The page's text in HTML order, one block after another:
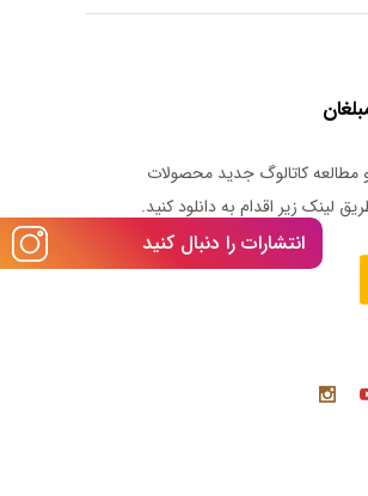
کاتالوگ جدید محصولات
لینک زیر اقدام به دانلود کنید.
انتشارات را دنبال کنید